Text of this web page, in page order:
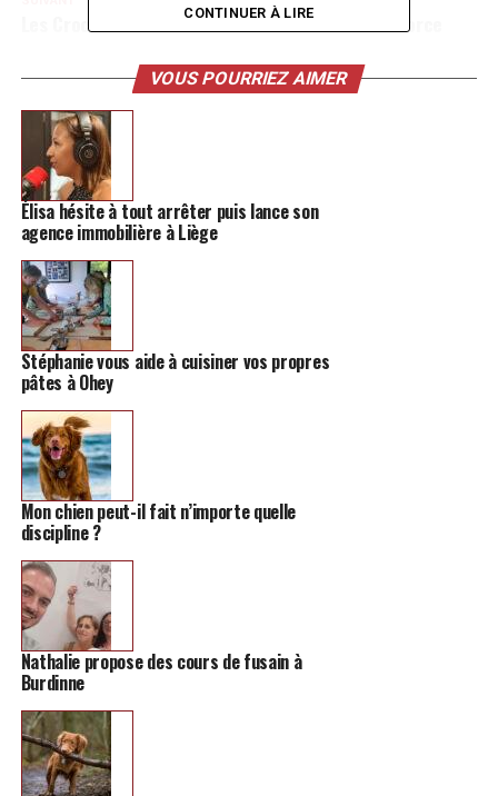
Les Crocs sont en train de faire leur retour en force
BeReal, l’app qui commence à faire peur à Instagram (et
TikTok)
CONTINUER À LIRE
VOUS POURRIEZ AIMER
Élisa hésite à tout arrêter puis lance son
agence immobilière à Liège
Stéphanie vous aide à cuisiner vos propres
pâtes à Ohey
Mon chien peut-il fait n’importe quelle
discipline ?
Nathalie propose des cours de fusain à
Burdinne